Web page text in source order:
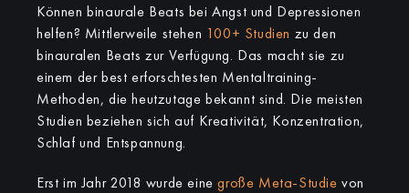
Können binaurale Beats bei Angst und Depressionen
helfen? Mittlerweile stehen 100+ Studien zu den
binauralen Beats zur Verfügung. Das macht sie zu
einem der best erforschtesten Mentaltraining-
Methoden, die heutzutage bekannt sind. Die meisten
Studien beziehen sich auf Kreativität, Konzentration,
Schlaf und Entspannung.
Erst im Jahr 2018 wurde einegroße Meta-Studie von